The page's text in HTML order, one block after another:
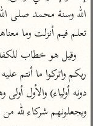
تفسير ابن الجوزي
تفسير الماوردي
منتقاة
تفسير ابن القيم
تفسير ابن تيمية
تعلم فيم أنزلت وما
ويجعلونهم شركاء لله